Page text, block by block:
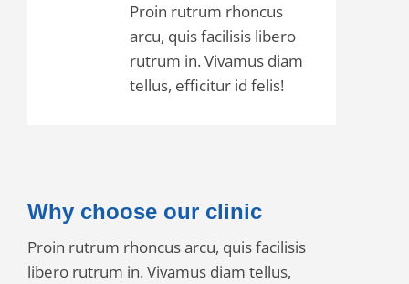
Proin rutrum rhoncus
arcu, quis facilisis libero
rutrum in. Vivamus diam
tellus, efficitur id felis!
Why choose our clinic
Proin rutrum rhoncus arcu, quis facilisis
libero rutrum in. Vivamus diam tellus,